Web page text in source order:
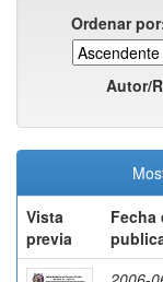
Ordenar
Autor/
Vista
previa
Fecha